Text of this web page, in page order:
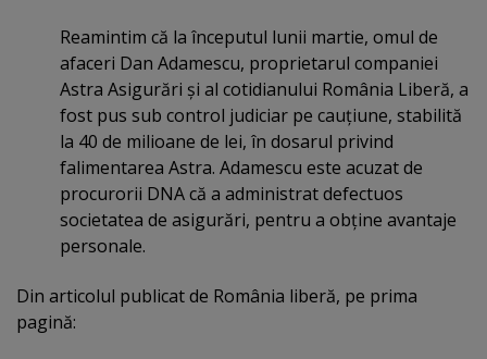
Reamintim că la începutul lunii martie, omul de
afaceri Dan Adamescu, proprietarul companiei
Astra Asigurări şi al cotidianului România Liberă, a
fost pus sub control judiciar pe cauţiune, stabilită
la 40 de milioane de lei, în dosarul privind
falimentarea Astra. Adamescu este acuzat de
procurorii DNA că a administrat defectuos
societatea de asigurări, pentru a obţine avantaje
personale.
Din articolul publicat de România liberă, pe prima
pagină: